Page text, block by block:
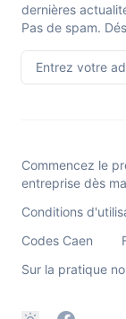
dernières
Pas de spam.
Entrez votre
Commencez le
entreprise dès
Conditions
Codes Caen
Sur la pratique